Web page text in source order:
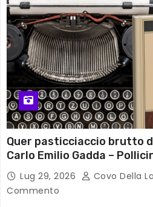
Quer pasticciaccio brutto
Carlo Emilio Gadda –
Lug 29, 2026 Covo Della
Commento